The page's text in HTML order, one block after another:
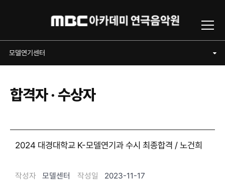
모델연기센터
합격자 · 수상자
2024 대경대학교 K-모델연기과 수시 최종합격 / 노건희
작성자 모델센터 작성일
2023-11-17